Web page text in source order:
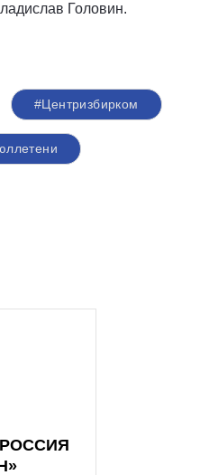
Головин.
#Центризбирком
РОССИЯ